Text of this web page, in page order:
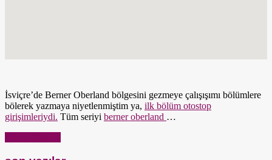
İsviçre’de Berner Oberland bölgesini gezmeye çalışışımı bölümlere
bölerek yazmaya niyetlenmiştim ya, ilk bölüm otostop
girişimleriydi. Tüm seriyi berner oberland …